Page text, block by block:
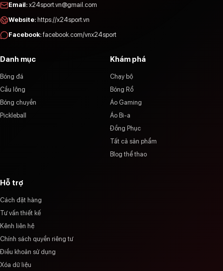
Email: x24sport.vn@gmail.com
Website: https://x24sport.vn
Facebook: facebook.com/vnx24sport
Danh mục
Bóng đá
Cầu lông
Bóng chuyền
Pickleball
Khám phá
Chạy bộ
Bóng Rổ
Áo Gaming
Áo Bi-a
Đồng Phục
Tất cả sản phẩm
Blog thể thao
Hỗ trợ
Cách đặt hàng
Tư vấn thiết kế
Kênh liên hệ
Chính sách quyền riêng tư
Điều khoản sử dụng
Xóa dữ liệu